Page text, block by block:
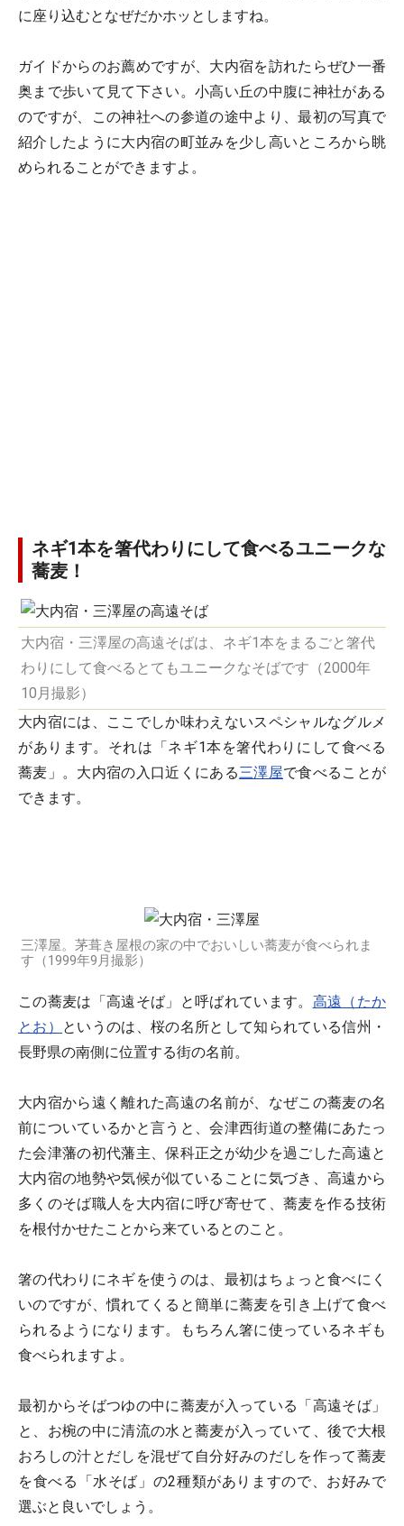
に座り込むとなぜだかホッとしますね。
ガイドからのお薦めですが、大内宿を訪れたらぜひ一番
奥まで歩いて見て下さい。小高い丘の中腹に神社がある
のですが、この神社への参道の途中より、最初の写真で
紹介したように大内宿の町並みを少し高いところから眺
められることができますよ。
ネギ1本を箸代わりにして食べるユニークな
蕎麦！
大内宿・三澤屋の高遠そばは、ネギ1本をまるごと箸代
わりにして食べるとてもユニークなそばです（2000年
10月撮影）
大内宿には、ここでしか味わえないスペシャルなグルメ
があります。それは「ネギ1本を箸代わりにして食べる
蕎麦」。大内宿の入口近くにある三澤屋で食べることが
できます。
三澤屋。茅葺き屋根の家の中でおいしい蕎麦が食べられま
す（1999年9月撮影）
この蕎麦は「高遠そば」と呼ばれています。 高遠（たか
とお）
というのは、桜の名所として知られている信州・
長野県の南側に位置する街の名前。
大内宿から遠く離れた高遠の名前が、なぜこの蕎麦の名
前についているかと言うと、会津西街道の整備にあたっ
た会津藩の初代藩主、保科正之が幼少を過ごした高遠と
大内宿の地勢や気候が似ていることに気づき、高遠から
多くのそば職人を大内宿に呼び寄せて、蕎麦を作る技術
を根付かせたことから来ているとのこと。
箸の代わりにネギを使うのは、最初はちょっと食べにく
いのですが、慣れてくると簡単に蕎麦を引き上げて食べ
られるようになります。もちろん箸に使っているネギも
食べられますよ。
最初からそばつゆの中に蕎麦が入っている「高遠そば」
と、お椀の中に清流の水と蕎麦が入っていて、後で大根
おろしの汁とだしを混ぜて自分好みのだしを作って蕎麦
を食べる「水そば」の2種類がありますので、お好みで
選ぶと良いでしょう。